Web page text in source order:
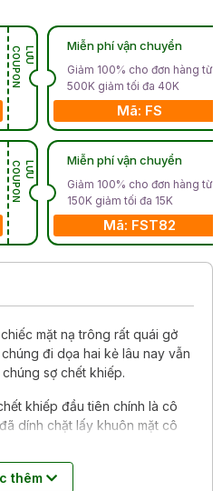
L
Ư
U
C
O
U
P
O
N
L
Ư
U
C
O
U
P
O
N
Miễn phí vận chuyển
Giảm 100% cho đơn hàng từ
500K giảm tối đa 40K
Mã: FS
Miễn phí vận chuyển
Giảm 100% cho đơn hàng từ
150K giảm tối đa 15K
Mã: FST82
mặt nạ trông rất quái gở
đi dọa hai kẻ lâu nay vẫn
sợ chết khiếp.
khiếp đầu tiên chính là cô
dính chặt lấy khuôn mặt cô
vằn tia máu. Mũi tẹt. Đôi môi
răng nanh khấp khểnh…
thêm